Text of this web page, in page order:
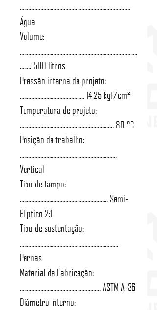
...........................................................................
Água
Volume:
................................................................................
........ 500 litros
Pressão interna de projeto:
............................................ 14,25 kgf/cm²
Temperatura de projeto:
................................................................ 80 ºC
Posição de trabalho:
..................................................................
Vertical
Tipo de tampo:
............................................................ Semi-
Eliptico 2:1
Tipo de sustentação:
...................................................................
Pernas
Material de Fabricação:
....................................................... ASTM A-36
Diâmetro interno: